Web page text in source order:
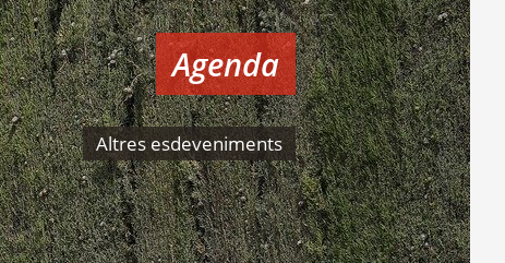
Agenda
Altres esdeveniments